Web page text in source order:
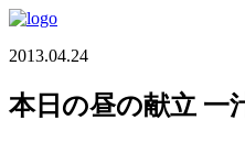
2013.04.24
本日の昼の献立 一